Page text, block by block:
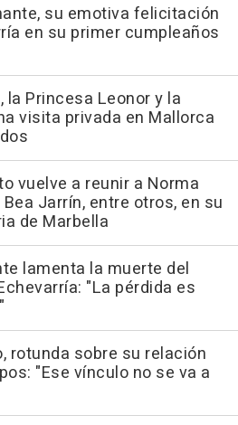
su emotiva felicitación
en su primer cumpleaños
la Princesa Leonor y la
visita privada en Mallorca
vuelve a reunir a Norma
Bea Jarrín, entre otros, en su
de Marbella
lamenta la muerte del
"La pérdida es
rotunda sobre su relación
"Ese vínculo no se va a